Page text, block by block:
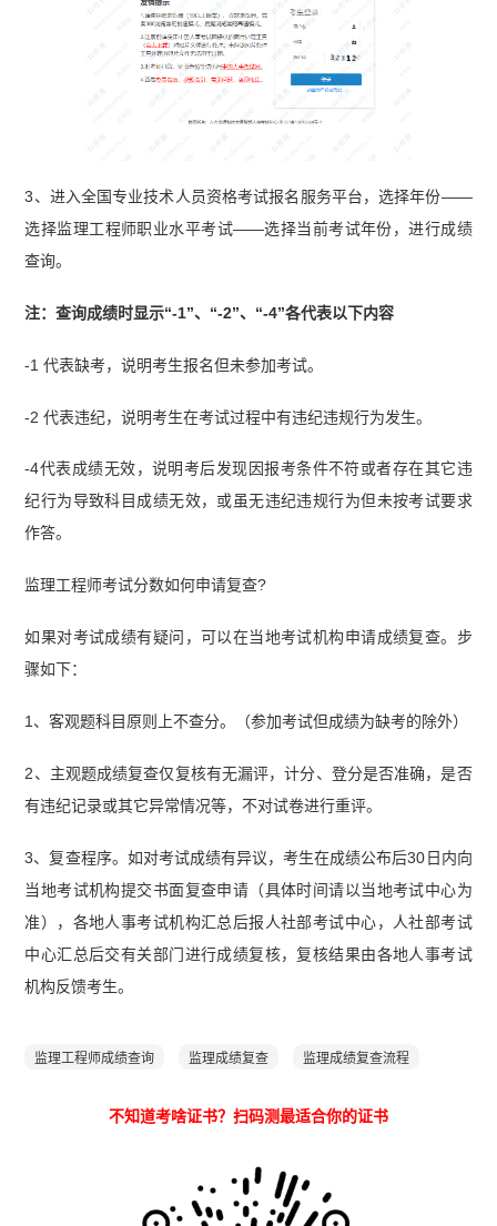
3、进入全国专业技术人员资格考试报名服务平台，选择年份——
选择监理工程师职业水平考试——选择当前考试年份，进行成绩
查询。
注：查询成绩时显示“-1”、“-2”、“-4”各代表以下内容
-1 代表缺考，说明考生报名但未参加考试。
-2 代表违纪，说明考生在考试过程中有违纪违规行为发生。
-4代表成绩无效，说明考后发现因报考条件不符或者存在其它违
纪行为导致科目成绩无效，或虽无违纪违规行为但未按考试要求
作答。
监理工程师考试分数如何申请复查?
如果对考试成绩有疑问，可以在当地考试机构申请成绩复查。步
骤如下：
1、客观题科目原则上不查分。（参加考试但成绩为缺考的除外）
2、主观题成绩复查仅复核有无漏评，计分、登分是否准确，是否
有违纪记录或其它异常情况等，不对试卷进行重评。
3、复查程序。如对考试成绩有异议，考生在成绩公布后30日内向
当地考试机构提交书面复查申请（具体时间请以当地考试中心为
准），各地人事考试机构汇总后报人社部考试中心，人社部考试
中心汇总后交有关部门进行成绩复核，复核结果由各地人事考试
机构反馈考生。
监理工程师成绩查询 监理成绩复查 监理成绩复查流程
不知道考啥证书？扫码测最适合你的证书